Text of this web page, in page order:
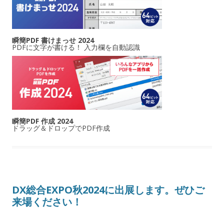
瞬簡PDF 書けまっせ 2024
PDFに文字が書ける！ 入力欄を自動認識
瞬簡PDF 作成 2024
ドラッグ＆ドロップでPDF作成
DX総合EXPO秋2024に出展します。ぜひご
来場ください！